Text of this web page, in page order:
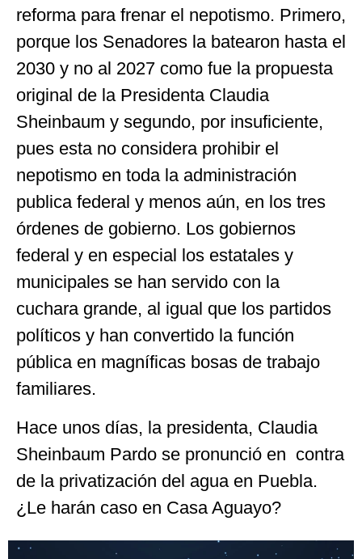
reforma para frenar el nepotismo. Primero,
porque los Senadores la batearon hasta el
2030 y no al 2027 como fue la propuesta
original de la Presidenta Claudia
Sheinbaum y segundo, por insuficiente,
pues esta no considera prohibir el
nepotismo en toda la administración
publica federal y menos aún, en los tres
órdenes de gobierno. Los gobiernos
federal y en especial los estatales y
municipales se han servido con la
cuchara grande, al igual que los partidos
políticos y han convertido la función
pública en magníficas bosas de trabajo
familiares.
Hace unos días, la presidenta, Claudia
Sheinbaum Pardo se pronunció en contra
de la privatización del agua en Puebla.
¿Le harán caso en Casa Aguayo?